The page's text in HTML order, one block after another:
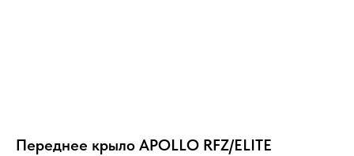
Переднее крыло APOLLO RFZ/ELITE